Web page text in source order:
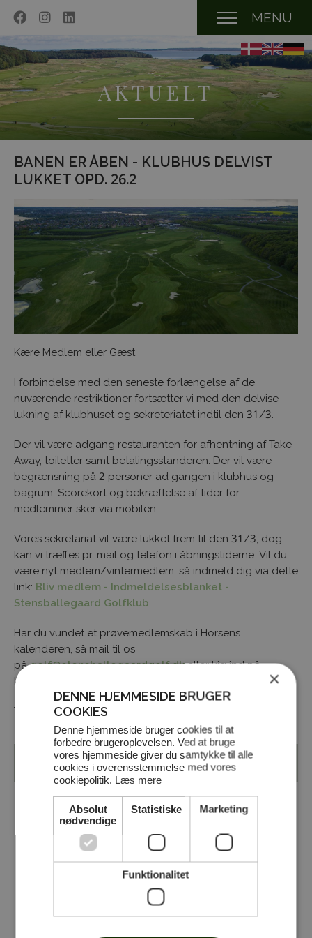
MENU
AKTUELT
BANEN ER ÅBEN - KLUBHUS DELVIST
LUKKET OPD. 26.2
Kære Medlem eller Gæst
I forbindelse med den seneste forlængelse af de
nuværende restriktioner fortsætter vi med den delvise
lukning af klubhuset og sekreteriatet indtil den 31/3.
Der vil være adgang restauranten for afhentning af Take
Away, toiletter samt betalingsstanderen. Der vil være
begrænsning på 2 personer ad gangen i klubhus og
bagrum. Scorekort og bekræftelse af tider for
medlemmer sker via mobilen.
Vores sekretariat vil være lukket frem til den 31/3, dog
kan vi træffes pr. mail og telefon i åbningstiderne. Vil du
være nyt medlem/vintermedlem, så indmeld dig via dette
link: Bliv medlem - Indmeldelsesblanket -
Stensballegaard Golfklub
Har du vundet et prøvemedlemskab i Horsens
kalenderen, så mail til os
pågolf@stensballegaardgolf.dkeller kig ind på
kontoret når vi åbner igen.
Team Stensballegaard Golfklub
Tilbage til oversigt
DEL NYHEDEN MED DIT NETVÆRK
×
DENNE HJEMMESIDE BRUGER
COOKIES
Denne hjemmeside bruger cookies til at
forbedre brugeroplevelsen. Ved at bruge
vores hjemmeside giver du samtykke til alle
cookies i overensstemmelse med vores
cookiepolitik. Læs mere
Absolut
nødvendige
Statistiske Marketing
Funktionalitet